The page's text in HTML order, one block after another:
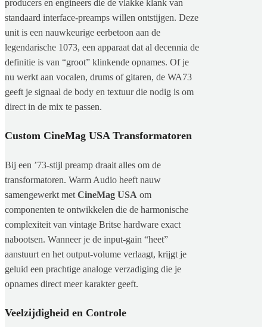
producers en engineers die de vlakke klank van
standaard interface-preamps willen ontstijgen. Deze
unit is een nauwkeurige eerbetoon aan de
legendarische 1073, een apparaat dat al decennia de
definitie is van “groot” klinkende opnames. Of je
nu werkt aan vocalen, drums of gitaren, de WA73
geeft je signaal de body en textuur die nodig is om
direct in de mix te passen.
Custom CineMag USA Transformatoren
Bij een ’73-stijl preamp draait alles om de
transformatoren. Warm Audio heeft nauw
samengewerkt met CineMag USA om
componenten te ontwikkelen die de harmonische
complexiteit van vintage Britse hardware exact
nabootsen. Wanneer je de input-gain “heet”
aanstuurt en het output-volume verlaagt, krijgt je
geluid een prachtige analoge verzadiging die je
opnames direct meer karakter geeft.
Veelzijdigheid en Controle